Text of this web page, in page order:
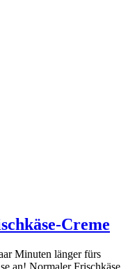
Creme
Minuten länger fürs
an! Normaler Frischkäse